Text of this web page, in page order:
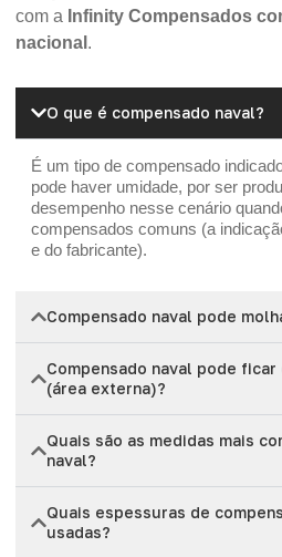
com a Infinity Compensados
nacional .
O que é compensado naval?
É um tipo de compensado
pode haver umidade, por ser
desempenho nesse cenário
compensados comuns (a
e do fabricante).
Compensado naval pode
Compensado naval pode
(área externa)?
Quais são as medidas mais
naval?
Quais espessuras de
usadas?